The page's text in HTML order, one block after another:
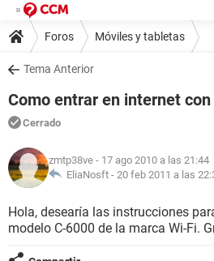
Foros Móviles y tabletas
Tema Anterior
Como entrar en internet
Cerrado
zmtp38ve - 17 ago 2010 a las 21:44
EliaNosft - 20 feb 2011 a las
Hola, desearía las instrucciones
modelo C-6000 de la marca Wi-Fi.